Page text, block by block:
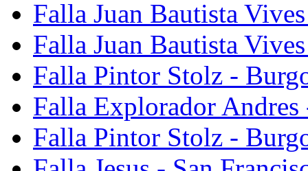
Falla Juan Bautista
Falla Juan Bautista
Falla Pintor Stolz -
Falla Explorador Andres
Falla Pintor Stolz -